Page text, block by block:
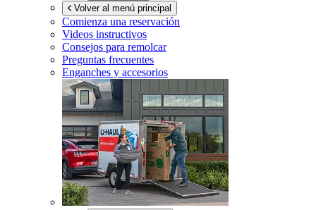
Volver al menú principal
Comienza una reservación
Videos instructivos
Consejos para remolcar
Preguntas frecuentes
Enganches y accesorios